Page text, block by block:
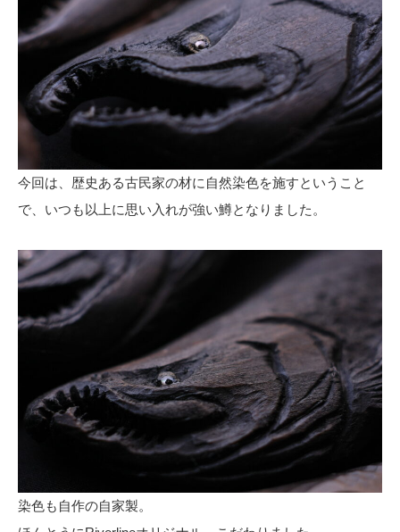
今回は、歴史ある古民家の材に自然染色を施すということ
で、いつも以上に思い入れが強い鱒となりました。
染色も自作の自家製。